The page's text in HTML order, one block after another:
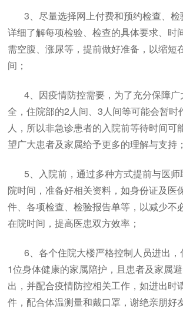
3、尽量选择网上付费和预约检查、
详细了解每项检验、检查的具体要求、时
需空腹、涨尿等，提前做好准备，以缩短
间；
4、因疫情防控需要，为了充分保障
全，住院部的2人间、3人间等可能会暂时
人，所以非急诊患者的入院前等待时间可
望广大患者及家属给予更多的理解与支持；
5、入院前，通过多种方式提前与医师
院时间，准备好相关资料，如身份证及医
件、各项检查、检验报告单等，以减少不
在院时间，提高医患双方效率；
6、各个住院大楼严格控制人员进出
1位身体健康的家属陪护，且患者及家属
出，并配合疫情防控相关工作，如进出时
件，配合体温测量和戴口罩，谢绝亲朋好